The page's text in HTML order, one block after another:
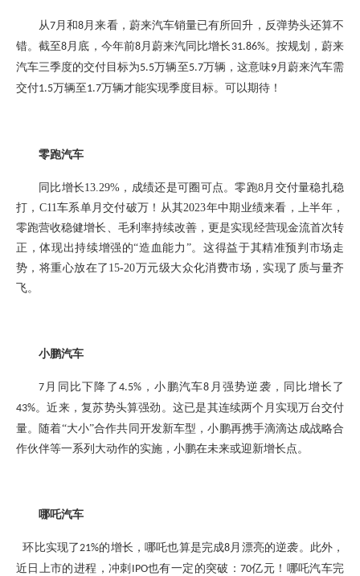
从7月和8月来看，蔚来汽车销量已有所回升 ，反弹势头还算不
错。截至8月底，今年前8月蔚来汽同比增长 31.86%。按规划，蔚来
汽车三季度的交付目标为5.5万辆至5.7万辆， 这意味9月蔚来汽车需
交付1.5万辆至 1.7万辆才能实现季度目标。 可以期待！
零跑汽车
同比增长13.29% ，成绩还是可圈可点。零跑8月交付量稳扎稳
打，C11车系单月交付破万！从其2023年中期业绩来看，上半年，
零跑营收稳健增长、毛利率持续改善，更是实现经营现金流首次转
正，体现出持续增强的“造血能力”。这得益于其精准预判市场走
势，将重心放在了15-20万元级大众化消费市场，实现了质与量齐
飞。
小鹏汽车
7 月同比下降了 4.5%，小鹏汽车8 月 强势逆袭，同比增长 了
43%。近来，复苏势头算强劲。这已是其连续两个月实现万台交付
量。随着“大小”合作共同开发新车型，小鹏再携手滴滴达成战略合
作伙伴等一系列大动作的实施，小鹏在未来或迎新增长点。
哪吒汽车
环比实现了21%的增长，哪吒也算是完成8月漂亮的逆袭。此外，
近日上市的进程，冲刺 IPO也有一定的突破：70亿元！哪吒汽车完